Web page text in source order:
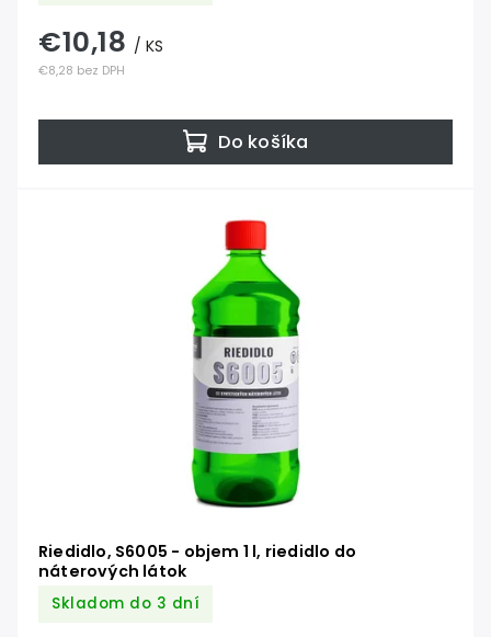
€8,28 bez DPH
€10,18 / KS
Do košíka
Riedidlo, S6005 - objem 1 l, riedidlo do
náterových látok
Skladom do 3 dní